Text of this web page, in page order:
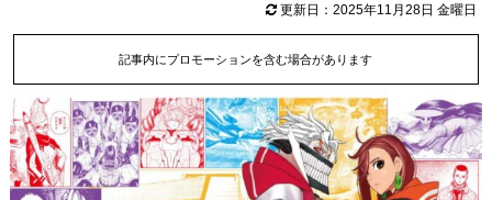
更新日：2025年11月28日 金曜日
記事内にプロモーションを含む場合があります